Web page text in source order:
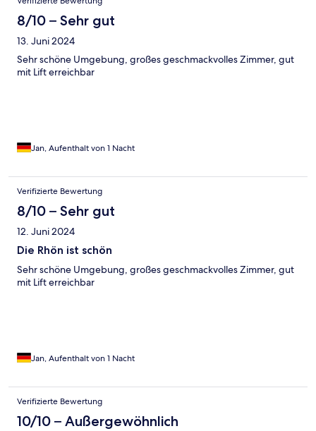
8/10 – Sehr gut
13. Juni 2024
Sehr schöne Umgebung, großes geschmackvolles Zimmer, gut
mit Lift erreichbar
Jan, Aufenthalt von 1 Nacht
Verifizierte Bewertung
8/10 – Sehr gut
12. Juni 2024
Die Rhön ist schön
Sehr schöne Umgebung, großes geschmackvolles Zimmer, gut
mit Lift erreichbar
Jan, Aufenthalt von 1 Nacht
Verifizierte Bewertung
10/10 – Außergewöhnlich